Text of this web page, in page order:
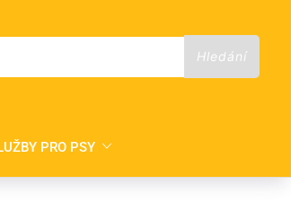
PRO PSY